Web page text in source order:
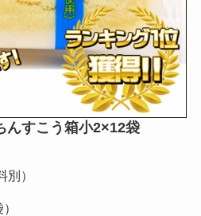
すこう箱小2×12袋
）